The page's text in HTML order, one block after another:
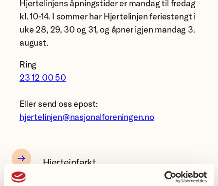
Hjertelinjens åpningstider er mandag til fredag
kl. 10-14. I sommer har Hjertelinjen feriestengt i
uke 28, 29, 30 og 31, og åpner igjen mandag 3.
august.
Ring
23 12 00 50
Eller send oss epost:
hjertelinjen@nasjonalforeningen.no
Hjerteinfarkt